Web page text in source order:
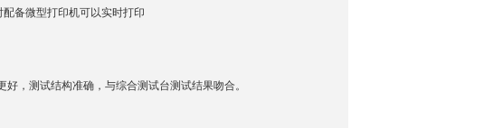
备微型打印机可以实时打印
，测试结构准确，与综合测试台测试结果吻合。